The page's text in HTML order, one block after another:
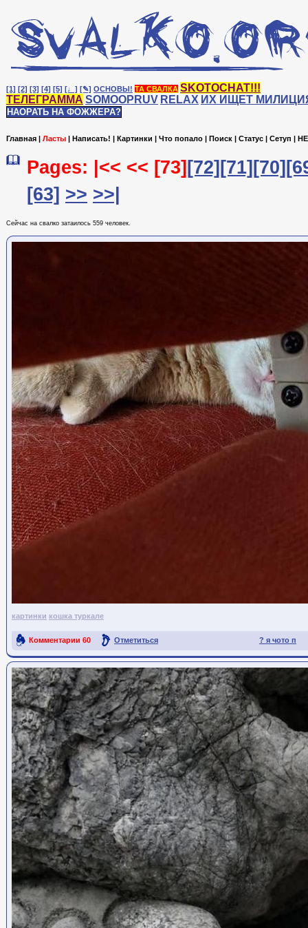
[1] [2] [3] [4] [5] [♩] [✎] ОСНОВЫ! ТА СВАЛКА SKOTOCHAT!!!
ТЕЛЕГРАММА SOMOOPRUV RELAX ИХ ИЩЕТ
НАОРАТЬ НА ФОЖЖЕРА?
Главная | Ласты | Написать! | Картинки | Что попало | Поиск | Статус | Сетуп |
Pages: |<< << [73] [72] [71] [70]
[63] >> >>|
Сейчас на cвалко затаилось 559 человек.
картинки кошка туркале
? я чото п
Комментарии 60 Отметиться
Ссылка на пост